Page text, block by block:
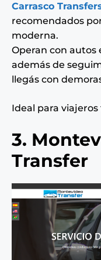
Carrasco
recomendados
moderna.
Operan con autos
además de
llegás con
Ideal para
3.
Transfer